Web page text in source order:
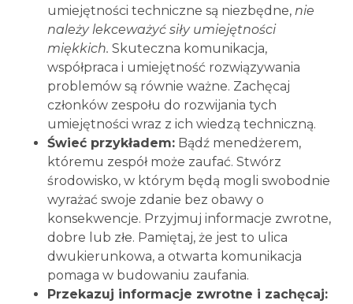
umiejętności techniczne są niezbędne, nie
należy lekceważyć siły umiejętności
miękkich. Skuteczna komunikacja,
współpraca i umiejętność rozwiązywania
problemów są równie ważne. Zachęcaj
członków zespołu do rozwijania tych
umiejętności wraz z ich wiedzą techniczną.
Świeć przykładem: Bądź menedżerem,
któremu zespół może zaufać. Stwórz
środowisko, w którym będą mogli swobodnie
wyrażać swoje zdanie bez obawy o
konsekwencje. Przyjmuj informacje zwrotne,
dobre lub złe. Pamiętaj, że jest to ulica
dwukierunkowa, a otwarta komunikacja
pomaga w budowaniu zaufania.
Przekazuj informacje zwrotne i zachęcaj: